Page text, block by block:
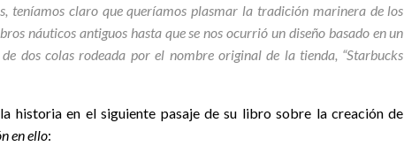
teníamos claro que queríamos plasmar la tradición marinera de los
náuticos antiguos hasta que se nos ocurrió un diseño basado en un
dos colas rodeada por el nombre original de la tienda, “Starbucks
historia en el siguiente pasaje de su libro sobre la creación de
en ello: